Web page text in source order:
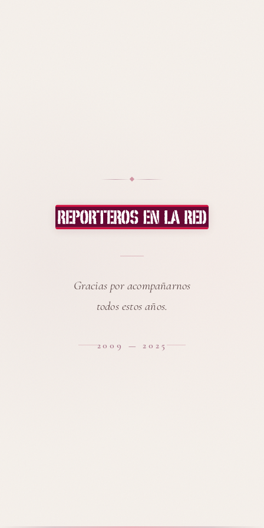
Gracias por acompañarnos
todos estos años.
2009 — 2025